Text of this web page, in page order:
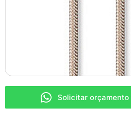
Solicitar